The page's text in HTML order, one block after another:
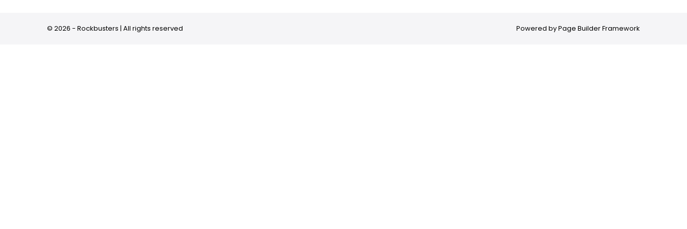
© 2026 - Rockbusters | All rights reserved Powered byPage Builder Framework